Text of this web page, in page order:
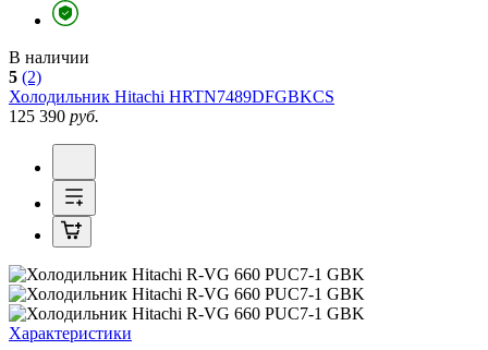
В наличии
5 (2)
Холодильник Hitachi HRTN7489DFGBKCS
125 390 руб.
Характеристики